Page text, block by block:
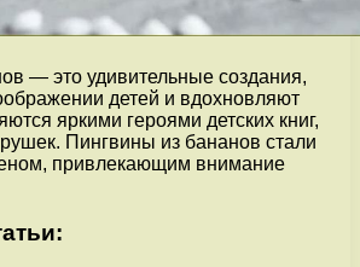
— это удивительные создания,
детей и вдохновляют
яркими героями детских книг,
Пингвины из бананов стали
привлекающим внимание